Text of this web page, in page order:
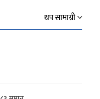
थप सामाग्री